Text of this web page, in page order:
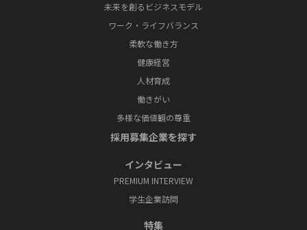
未来を創るビジネスモデル
ワーク・ライフバランス
柔軟な働き方
健康経営
人材育成
働きがい
多様な価値観の尊重
採⽤募集企業を探す
インタビュー
PREMIUM INTERVIEW
学⽣企業訪問
特集